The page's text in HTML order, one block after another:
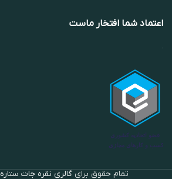
اعتماد شما افتخار ماست
تمام حقوق برای گالری نقره جات ستاره